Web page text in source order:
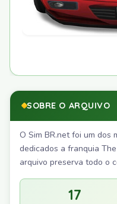
SOBRE O ARQUIVO
O Sim BR.net foi um dos
dedicados a franquia
arquivo preserva todo o
17